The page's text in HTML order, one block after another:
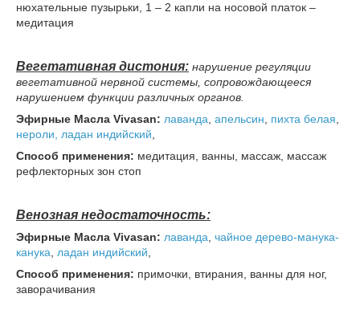
нюхательные пузырьки, 1 – 2 капли на носовой платок –
медитация
Вегетативная дистония: нарушение регуляции
вегетативной нервной системы, сопровождающееся
нарушением функции различных органов.
Эфирные Масла Vivasan: лаванда, апельсин, пихта белая,
нероли, ладан индийский,
Способ применения: медитация, ванны, массаж, массаж
рефлекторных зон стоп
Венозная недостаточность:
Эфирные Масла Vivasan: лаванда, чайное дерево-манука-
канука, ладан индийский,
Способ применения: примочки, втирания, ванны для ног,
заворачивания